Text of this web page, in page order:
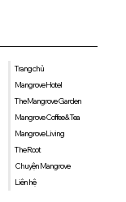
Trang chủ
Mangrove Hotel
The Mangrove Garden
Mangrove Coffee & Tea
Mangrove Living
The Root
Chuyện Mangrove
Liên hệ